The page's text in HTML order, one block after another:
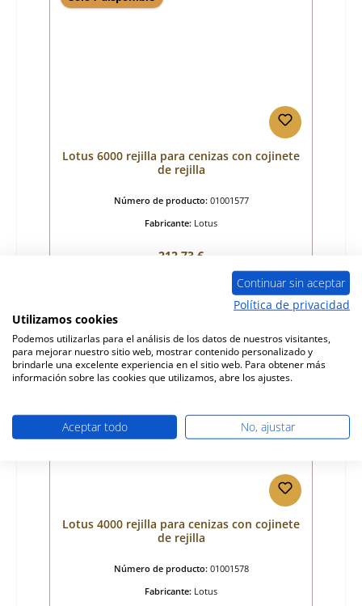
Lotus 6000 rejilla para cenizas con cojinete
de rejilla
Número de producto: 01001577
Fabricante: Lotus
Precio normal:
212,73 €
Disponible, plazo de entrega: 4-6 días
Lotus 4000 rejilla para cenizas con cojinete
de rejilla
Número de producto: 01001578
Fabricante: Lotus
Continuar sin aceptar
Política de privacidad
Utilizamos cookies
Podemos utilizarlas para el análisis de los datos de nuestros visitantes,
para mejorar nuestro sitio web, mostrar contenido personalizado y
brindarle una excelente experiencia en el sitio web. Para obtener más
información sobre las cookies que utilizamos, abre los ajustes.
Aceptar todo No, ajustar